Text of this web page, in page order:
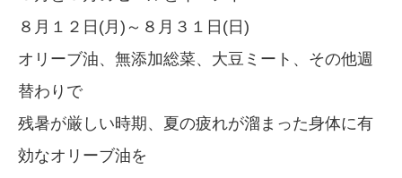
８月１２日(月)～８月３１日(日)
オリーブ油、無添加総菜、大豆ミート、その他週
替わりで
残暑が厳しい時期、夏の疲れが溜まった身体に有
効なオリーブ油を